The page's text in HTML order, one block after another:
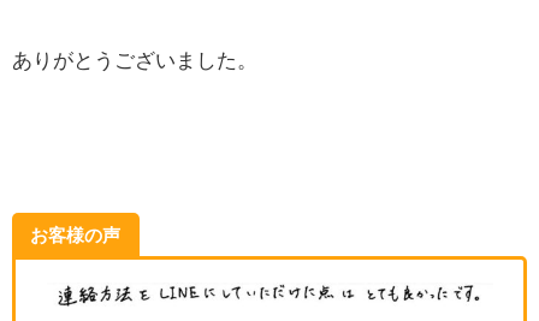
ありがとうございました。
お客様の声